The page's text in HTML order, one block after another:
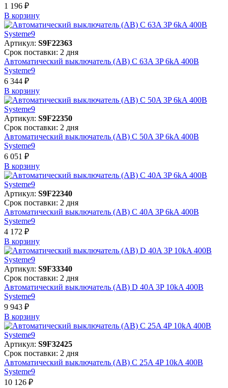
1 196 ₽
В корзинy
Артикул: S9F22363
Срок поставки: 2 дня
Автоматический выключатель (АВ) C 63A 3P 6kA 400В
Systeme9
6 344 ₽
В корзинy
Артикул: S9F22350
Срок поставки: 2 дня
Автоматический выключатель (АВ) C 50A 3P 6kA 400В
Systeme9
6 051 ₽
В корзинy
Артикул: S9F22340
Срок поставки: 2 дня
Автоматический выключатель (АВ) C 40A 3P 6kA 400В
Systeme9
4 172 ₽
В корзинy
Артикул: S9F33340
Срок поставки: 2 дня
Автоматический выключатель (АВ) D 40A 3P 10kA 400В
Systeme9
9 943 ₽
В корзинy
Артикул: S9F32425
Срок поставки: 2 дня
Автоматический выключатель (АВ) C 25A 4P 10kA 400В
Systeme9
10 126 ₽